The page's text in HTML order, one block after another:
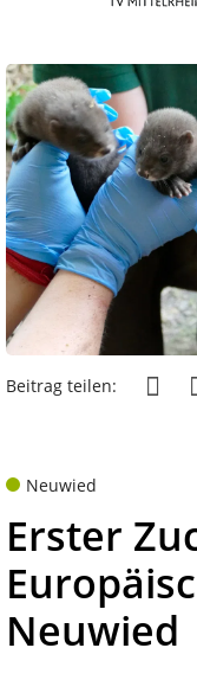
Beitrag teilen:
Neuwied
Erster
Neuwied